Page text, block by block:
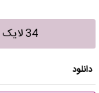
34 لایک
دانلود